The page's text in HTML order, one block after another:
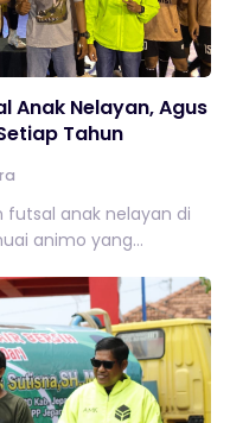
Anak Nelayan, Agus
Tahun
futsal anak nelayan di
animo yang...